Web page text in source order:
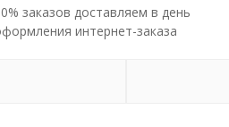
заказов доставляем в день
интернет-заказа